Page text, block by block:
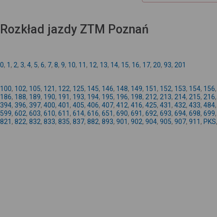
Rozkład jazdy ZTM Poznań
0, 1 , 2, 3, 4, 5, 6, 7, 8, 9, 10, 11 , 12, 13, 14, 15, 16, 17, 20, 93, 201
100, 102, 105, 121 , 122, 125, 145, 146, 148, 149, 151 , 152, 153, 154, 156
186, 188, 189, 190, 191 , 193, 194, 195, 196, 198, 212, 213, 214, 215, 216
394, 396, 397, 400, 401 , 405, 406, 407, 412, 416, 425, 431 , 432, 433, 484
599, 602, 603, 610, 611 , 614, 616, 651 , 690, 691 , 692, 693, 694, 698, 699
821 , 822, 832, 833, 835, 837, 882, 893, 901 , 902, 904, 905, 907, 911 , PKS